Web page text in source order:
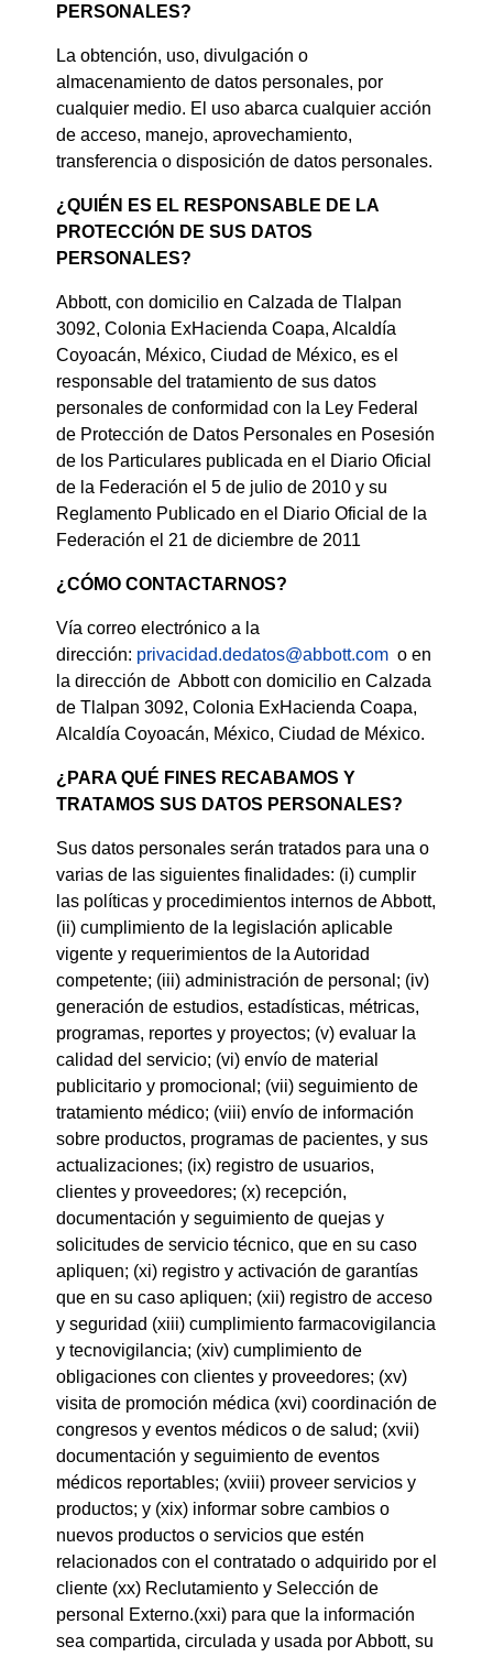
PERSONALES?
La obtención, uso, divulgación o
almacenamiento de datos personales, por
cualquier medio. El uso abarca cualquier acción
de acceso, manejo, aprovechamiento,
transferencia o disposición de datos personales.
¿QUIÉN ES EL RESPONSABLE DE LA
PROTECCIÓN DE SUS DATOS
PERSONALES?
Abbott, con domicilio en Calzada de Tlalpan
3092, Colonia ExHacienda Coapa, Alcaldía
Coyoacán, México, Ciudad de México, es el
responsable del tratamiento de sus datos
personales de conformidad con la Ley Federal
de Protección de Datos Personales en Posesión
de los Particulares publicada en el Diario Oficial
de la Federación el 5 de julio de 2010 y su
Reglamento Publicado en el Diario Oficial de la
Federación el 21 de diciembre de 2011
¿CÓMO CONTACTARNOS?
Vía correo electrónico a la
dirección: privacidad.dedatos@abbott.como en
la dirección de Abbott con domicilio en Calzada
de Tlalpan 3092, Colonia ExHacienda Coapa,
Alcaldía Coyoacán, México, Ciudad de México.
¿PARA QUÉ FINES RECABAMOS Y
TRATAMOS SUS DATOS PERSONALES?
Sus datos personales serán tratados para una o
varias de las siguientes finalidades: (i) cumplir
las políticas y procedimientos internos de Abbott,
(ii) cumplimiento de la legislación aplicable
vigente y requerimientos de la Autoridad
competente; (iii) administración de personal; (iv)
generación de estudios, estadísticas, métricas,
programas, reportes y proyectos; (v) evaluar la
calidad del servicio; (vi) envío de material
publicitario y promocional; (vii) seguimiento de
tratamiento médico; (viii) envío de información
sobre productos, programas de pacientes, y sus
actualizaciones; (ix) registro de usuarios,
clientes y proveedores; (x) recepción,
documentación y seguimiento de quejas y
solicitudes de servicio técnico, que en su caso
apliquen; (xi) registro y activación de garantías
que en su caso apliquen; (xii) registro de acceso
y seguridad (xiii) cumplimiento farmacovigilancia
y tecnovigilancia; (xiv) cumplimiento de
obligaciones con clientes y proveedores; (xv)
visita de promoción médica (xvi) coordinación de
congresos y eventos médicos o de salud; (xvii)
documentación y seguimiento de eventos
médicos reportables; (xviii) proveer servicios y
productos; y (xix) informar sobre cambios o
nuevos productos o servicios que estén
relacionados con el contratado o adquirido por el
cliente (xx) Reclutamiento y Selección de
personal Externo.(xxi) para que la información
sea compartida, circulada y usada por Abbott, su